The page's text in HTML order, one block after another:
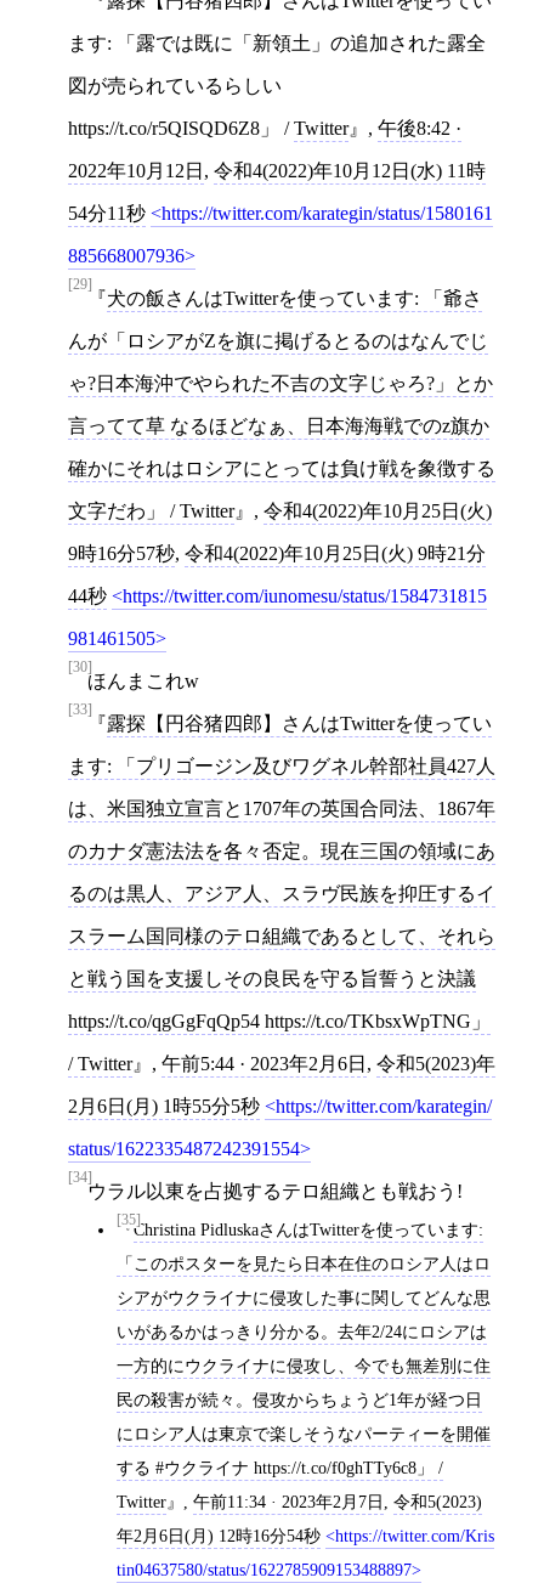
ます: 「露では既に「新領土」の追加された露全
図が売られているらしい
https://t.co/r5QISQD6Z8」 /Twitter , 午後8:42 ·
2022年10月12日 , 令和4(2022)年10月12日(水) 11時
54分11秒 https://twitter.com/karategin/status/1580161
885668007936
[29]
犬の飯さんはTwitterを使っています: 「爺さ
んが「ロシアがZを旗に掲げるとるのはなんでじ
ゃ?日本海沖でやられた不吉の文字じゃろ?」とか
言ってて草 なるほどなぁ、日本海海戦でのz旗か
確かにそれはロシアにとっては負け戦を象徴する
文字だわ」 / Twitter , 令和4(2022)年10月25日(火)
9時16分57秒, 令和4(2022)年10月25日(火) 9時21分
44秒 https://twitter.com/iunomesu/status/1584731815
981461505
[30]
ほんまこれw
[33]
露探【円谷猪四郎】さんはTwitterを使ってい
ます: 「プリゴージン及びワグネル幹部社員427人
は、米国独立宣言と1707年の英国合同法、1867年
のカナダ憲法法を各々否定。現在三国の領域にあ
るのは黒人、アジア人、スラヴ民族を抑圧するイ
スラーム国同様のテロ組織であるとして、それら
と戦う国を支援しその良民を守る旨誓うと決議
https://t.co/qgGgFqQp54 https://t.co/TKbsxWpTNG」
/ Twitter , 午前5:44 · 2023年2月6日 , 令和5(2023)年
2月6日(月) 1時55分5秒 https://twitter.com/karategin/
status/1622335487242391554
[34]
ウラル以東を占拠するテロ組織とも戦おう!
[35]Christina PidluskaさんはTwitterを使っています:
「このポスターを見たら日本在住のロシア人はロ
シアがウクライナに侵攻した事に関してどんな思
いがあるかはっきり分かる。去年2/24にロシアは
一方的にウクライナに侵攻し、今でも無差別に住
民の殺害が続々。侵攻からちょうど1年が経つ日
にロシア人は東京で楽しそうなパーティーを開催
する #ウクライナ https://t.co/f0ghTTy6c8」 /
Twitter
午前11:34 · 2023年2月7日
令和5(2023)
年2月6日(月) 12時16分54秒
https://twitter.com/Kris
tin04637580/status/1622785909153488897